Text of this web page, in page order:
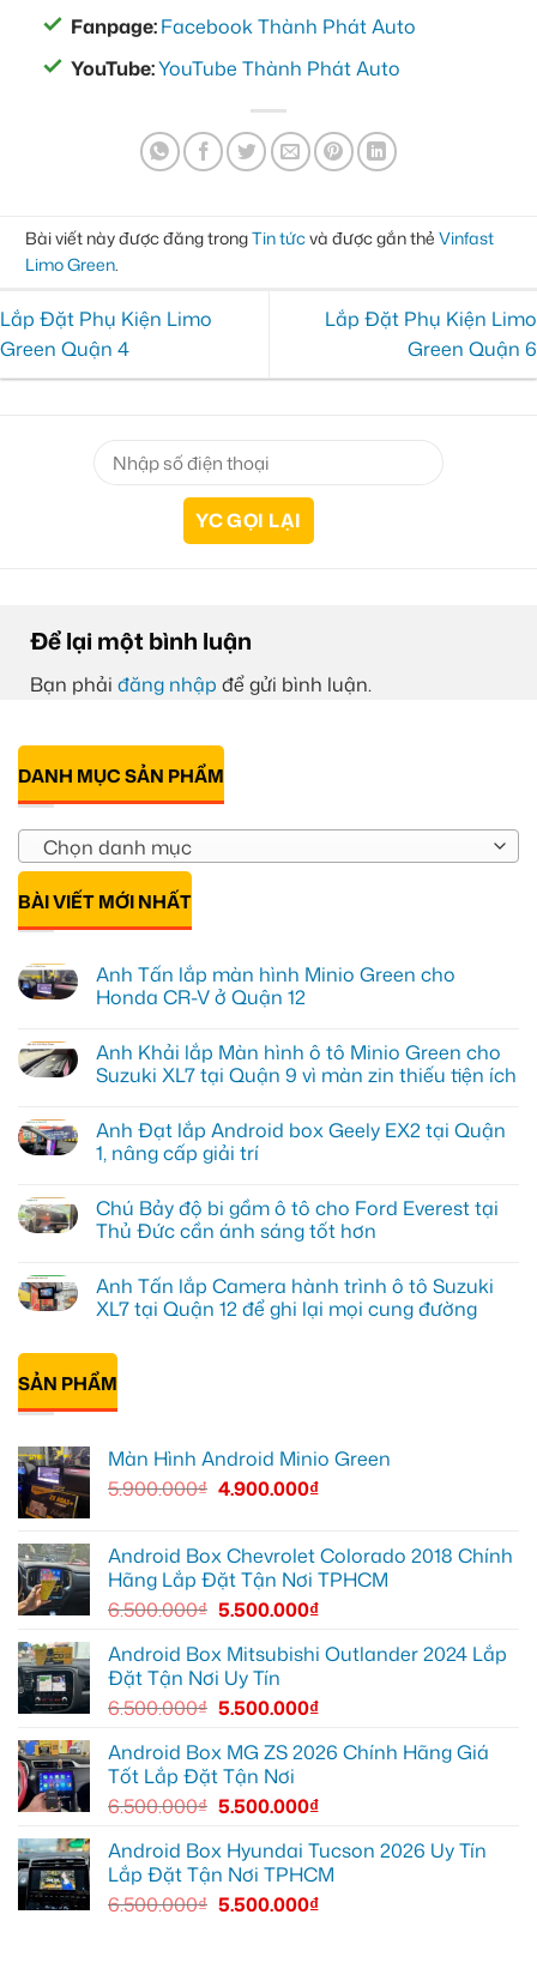
Fanpage:Facebook Thành Phát Auto
YouTube:YouTube Thành Phát Auto
Bài viết này được đăng trongTin tứcvà được gắn thẻ Vinfast
Limo Green
Lắp Đặt Phụ Kiện Limo
Green Quận 4
Lắp Đặt Phụ Kiện Limo
Green Quận 6
Để lại một bình luận
Bạn phải đăng nhập để gửi bình luận.
DANH MỤC SẢN PHẨM
Chọn danh mục
BÀI VIẾT MỚI NHẤT
Anh Tấn lắp màn hình Minio Green cho
Honda CR-V ở Quận 12
bình
luận
ở
lắp
màn
hình
cho
Honda
CR-
Quận
12
Anh Khải lắp Màn hình ô tô Minio Green cho
Suzuki XL7 tại Quận 9 vì màn zin thiếu tiện ích
bình
luận
ở
lắp
Màn
hình
Minio
Green
cho
XL7
Quận
9
vì
thiếu
ích
Anh Đạt lắp Android box Geely EX2 tại Quận
1, nâng cấp giải trí
bình
luận
ở
lắp
Android
box
EX2
Quận
1,
nâng
Chú Bảy độ bi gầm ô tô cho Ford Everest tại
Thủ Đức cần ánh sáng tốt hơn
bình
luận
ở
Bảy
bi
gầm
ô
Ford
Everest
tại
ánh
sáng
tốt
hơn
Anh Tấn lắp Camera hành trình ô tô Suzuki
XL7 tại Quận 12 để ghi lại mọi cung đường
có
luận
ở
Anh
Camera
trình
XL7
tại
Quận
để
mọi
cung
đường
SẢN PHẨM
Màn Hình Android Minio Green
5.900.000₫ 4.900.000₫
Android Box Chevrolet Colorado 2018 Chính
Hãng Lắp Đặt Tận Nơi TPHCM
6.500.000₫ 5.500.000₫
Android Box Mitsubishi Outlander 2024 Lắp
Đặt Tận Nơi Uy Tín
6.500.000₫ 5.500.000₫
Android Box MG ZS 2026 Chính Hãng Giá
Tốt Lắp Đặt Tận Nơi
6.500.000₫ 5.500.000₫
Android Box Hyundai Tucson 2026 Uy Tín
Lắp Đặt Tận Nơi TPHCM
6.500.000₫ 5.500.000₫